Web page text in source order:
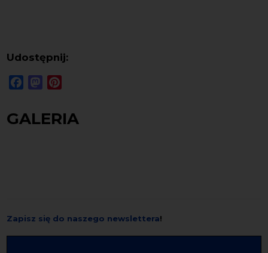
Udostępnij:
FacebookMastodon
GALERIA
Zapisz się do naszego newslettera!